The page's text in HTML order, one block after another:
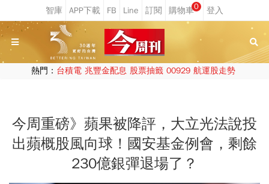
0
熱門： 台積電 兆豐金配息 股票抽籤 00929 航運股走勢
今周重磅》蘋果被降評，大立光法說投
出蘋概股風向球！國安基金例會，剩餘
230億銀彈退場了？